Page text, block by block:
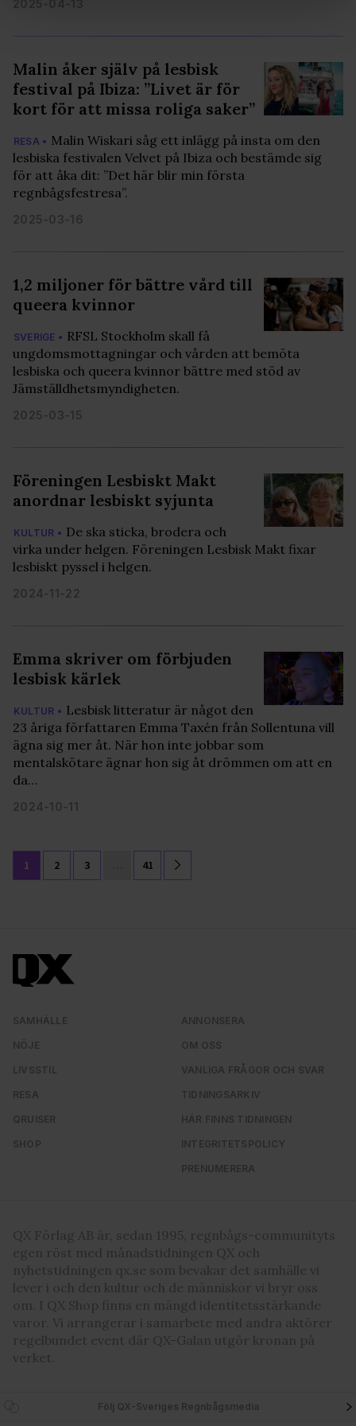
Vi använder enhetsidentifierare för att anpassa innehållet
vidarebefordrar även sådana identifierare och annan
information från din enhet till de sociala medier och
annons- och analysföretag som vi samarbetar med.
information som du har tillhandahållit eller som de har
samlat in när du har använt deras tjänster. Du godkänner
våra cookies vid fortsatt användande av vår webbplats.
2025-04-13
Malin åker själv på lesbisk
festival på Ibiza: ”Livet är för
kort för att missa roliga saker”
RESA • Malin Wiskari såg ett inlägg på insta om den
lesbiska festivalen Velvet på Ibiza och bestämde sig
för att åka dit: ”Det här blir min första
regnbågsfestresa”.
2025-03-16
1,2 miljoner för bättre vård till
queera kvinnor
SVERIGE • RFSL Stockholm skall få
ungdomsmottagningar och vården att bemöta
lesbiska och queera kvinnor bättre med stöd av
Jämställdhetsmyndigheten.
2025-03-15
Föreningen Lesbiskt Makt
anordnar lesbiskt syjunta
KULTUR • De ska sticka, brodera och
virka under helgen. Föreningen Lesbisk Makt fixar
lesbiskt pyssel i helgen.
2024-11-22
Emma skriver om förbjuden
lesbisk kärlek
KULTUR • Lesbisk litteratur är något den
23 åriga författaren Emma Taxén från Sollentuna vill
ägna sig mer åt. När hon inte jobbar som
mentalskötare ägnar hon sig åt drömmen om att en
da…
2024-10-11
1 2 3 41
SAMHÄLLE
NÖJE
LIVSSTIL
RESA
QRUISER
SHOP
ANNONSERA
OM OSS
VANLIGA FRÅGOR OCH SVAR
TIDNINGSARKIV
HÄR FINNS TIDNINGEN
INTEGRITETSPOLICY
PRENUMERERA
QX Förlag AB är, sedan 1995, regnbågs-communityts
egen röst med månadstidningen QX och
nyhetstidningen qx.se som bevakar det samhälle vi
lever i och den kultur och de människor vi bryr oss
om. I QX Shop finns en mängd identitetsstärkande
varor. Vi arrangerar i samarbete med andra aktörer
regelbundet event där QX-Galan utgör kronan på
verket.
Följ QX-Sveriges Regnbågsmedia